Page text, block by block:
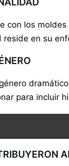
con los
en su
para incluir